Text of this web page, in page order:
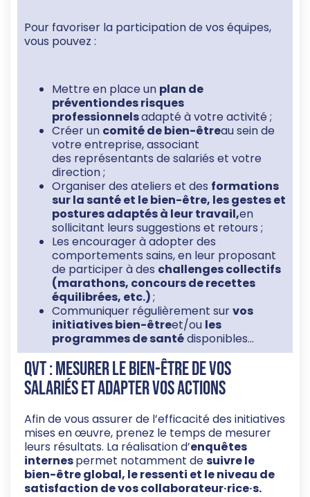
Pour favoriser la participation de vos équipes,
vous pouvez :
Mettre en place un plan de
préventiondes risques
professionnelsadapté à votre activité ;
Créer un comité de bien-êtreau sein de
votre entreprise, associant
des représentants de salariés et votre
direction ;
Organiser des ateliers et des formations
sur la santé et le bien-être, les gestes et
postures adaptés à leur travail,en
sollicitant leurs suggestions et retours ;
Les encourager à adopter des
comportements sains, en leur proposant
de participer à des challenges collectifs
(marathons, concours de recettes
équilibrées, etc.);
Communiquer régulièrement survos
initiatives bien-êtreet/ou les
programmes de santédisponibles…
QVT : mesurer le bien-être de vos
salariés et adapter vos actions
Afin de vous assurer de l’efficacité des initiatives
mises en œuvre, prenez le temps de mesurer
leurs résultats. La réalisation d’enquêtes
internespermet notamment desuivre le
bien-être global, le ressenti et le niveau de
satisfaction de vos collaborateur·rice·s.